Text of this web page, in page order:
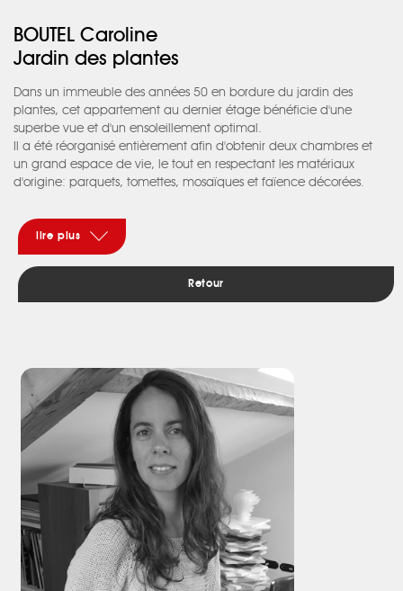
BOUTEL Caroline
Jardin des plantes
Dans un immeuble des années 50 en bordure du jardin des
plantes, cet appartement au dernier étage bénéficie d'une
superbe vue et d'un ensoleillement optimal.
Il a été réorganisé entièrement afin d'obtenir deux chambres et
un grand espace de vie, le tout en respectant les matériaux
d'origine: parquets, tomettes, mosaïques et faïence décorées.
lire plus
Retour